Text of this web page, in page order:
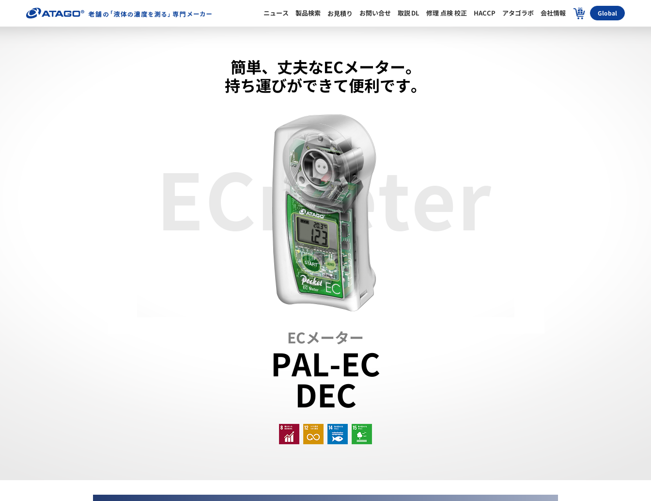
ニュース 製品検索 お見積り お問い合せ 取説DL 修理 点検 校正 HACCP アタゴラボ 会社情報 Global
簡単、丈夫なECメーター。
持ち運びができて便利です。
ECメーター
PAL-EC
DEC